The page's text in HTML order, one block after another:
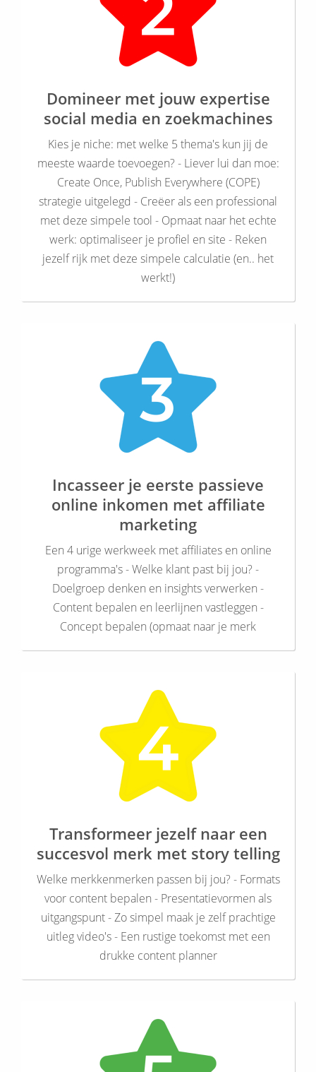
Domineer met jouw expertise
social media en zoekmachines
Kies je niche: met welke 5 thema's kun jij de
meeste waarde toevoegen? - Liever lui dan moe:
Create Once, Publish Everywhere (COPE)
strategie uitgelegd - Creëer als een professional
met deze simpele tool - Opmaat naar het echte
werk: optimaliseer je profiel en site - Reken
jezelf rijk met deze simpele calculatie (en.. het
werkt!)
Incasseer je eerste passieve
online inkomen met affiliate
marketing
Een 4 urige werkweek met affiliates en online
programma's - Welke klant past bij jou? -
Doelgroep denken en insights verwerken -
Content bepalen en leerlijnen vastleggen -
Concept bepalen (opmaat naar je merk
Transformeer jezelf naar een
succesvol merk met story telling
Welke merkkenmerken passen bij jou? - Formats
voor content bepalen - Presentatievormen als
uitgangspunt - Zo simpel maak je zelf prachtige
uitleg video's - Een rustige toekomst met een
drukke content planner